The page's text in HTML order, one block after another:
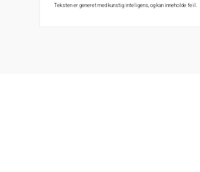
Teksten er generet med kunstig inteligens, og kan inneholde feil.